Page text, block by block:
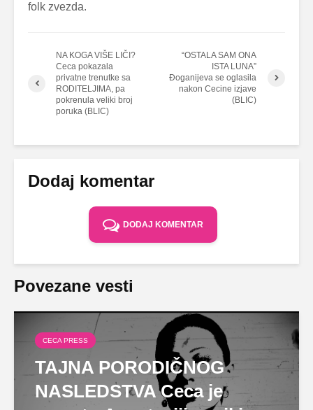
folk zvezda.
NA KOGA VIŠE LIČI?
Ceca pokazala
privatne trenutke sa
RODITELJIMA, pa
pokrenula veliki broj
poruka (BLIC)
“OSTALA SAM ONA
ISTA LUNA”
Đoganijeva se oglasila
nakon Cecine izjave
(BLIC)
Dodaj komentar
DODAJ KOMENTAR
Povezane vesti
CECA PRESS
TAJNA PORODIČNOG
NASLEDSTVA Ceca je